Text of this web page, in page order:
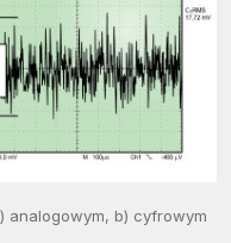
analogowym, b) cyfrowym